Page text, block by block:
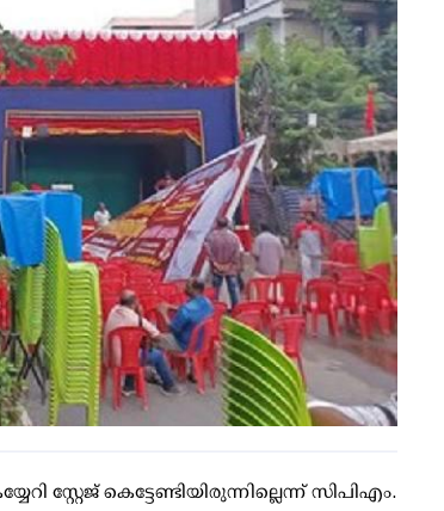
സ്റ്റേജ് കെട്ടേണ്ടിയിരുന്നില്ലെന്ന് സിപിഎം.